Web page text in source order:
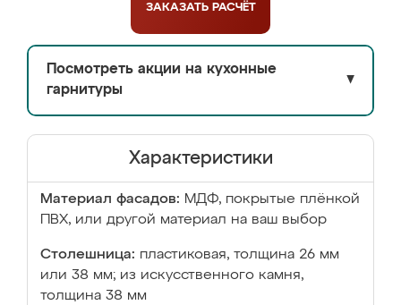
ЗАКАЗАТЬ РАСЧЁТ
Посмотреть акции на кухонные
гарнитуры
▼
Характеристики
Материал фасадов: МДФ, покрытые плёнкой
ПВХ, или другой материал на ваш выбор
Столешница: пластиковая, толщина 26 мм
или 38 мм; из искусственного камня,
толщина 38 мм